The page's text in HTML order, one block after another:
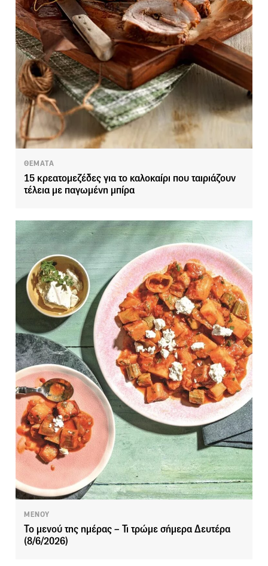
ΘΕΜΑΤΑ
15 κρεατομεζέδες για το καλοκαίρι που ταιριάζουν
τέλεια με παγωμένη μπίρα
ΜΕΝΟΥ
Το μενού της ημέρας – Τι τρώμε σήμερα Δευτέρα
(8/6/2026)